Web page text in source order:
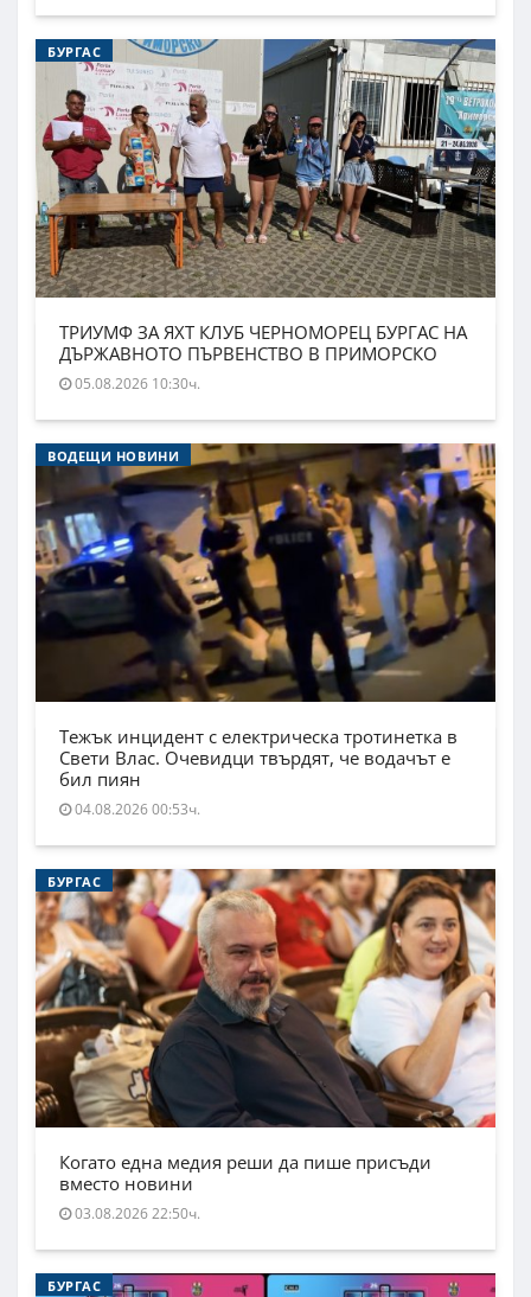
БУРГАС
ТРИУМФ ЗА ЯХТ КЛУБ ЧЕРНОМОРЕЦ БУРГАС НА
ДЪРЖАВНОТО ПЪРВЕНСТВО В ПРИМОРСКО
05.08.2026 10:30ч.
ВОДЕЩИ НОВИНИ
Тежък инцидент с електрическа тротинетка в
Свети Влас. Очевидци твърдят, че водачът е
бил пиян
04.08.2026 00:53ч.
БУРГАС
Когато една медия реши да пише присъди
вместо новини
03.08.2026 22:50ч.
БУРГАС